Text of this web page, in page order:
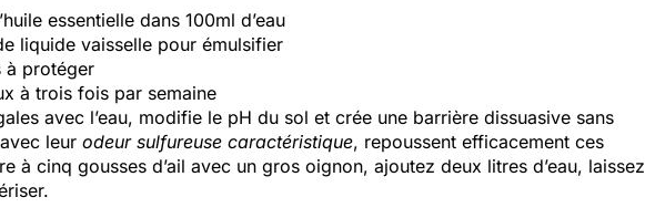
essentielle dans 100ml d’eau
liquide vaisselle pour émulsifier
à protéger
à trois fois par semaine
avec l’eau, modifie le pH du sol et crée une barrière dissuasive sans
leur odeur sulfureuse caractéristique, repoussent efficacement ces
à cinq gousses d’ail avec un gros oignon, ajoutez deux litres d’eau, laissez